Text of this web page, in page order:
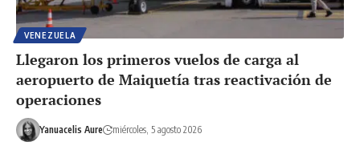
VENEZUELA
Llegaron los primeros vuelos de carga al
aeropuerto de Maiquetía tras reactivación de
operaciones
Yanuacelis Aure miércoles, 5 agosto 2026